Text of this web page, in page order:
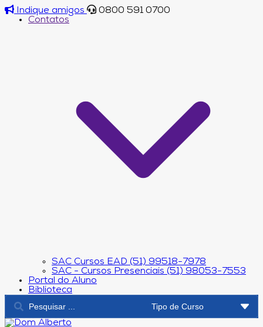
Indique amigos
0800 591 0700
Contatos
SAC Cursos EAD (51) 99518-7978
SAC - Cursos Presenciais (51) 98053-7553
Portal do Aluno
Biblioteca